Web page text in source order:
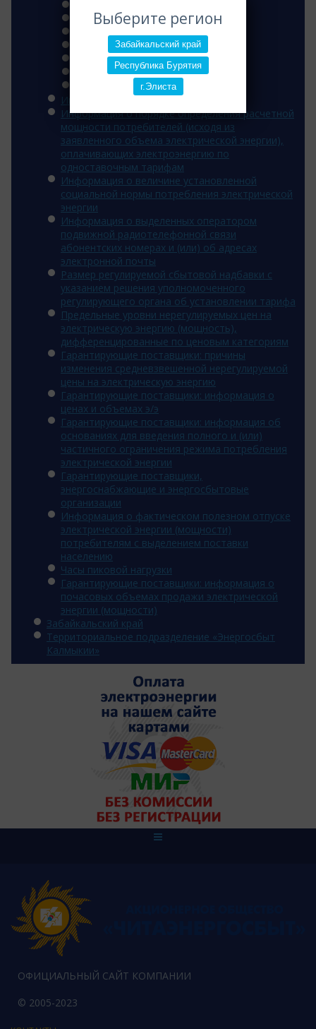
Выберите регион
Забайкальский край
Республика Бурятия
г.Элиста
2019 год
2018 год
2017 год
2016 год
2015 год
Инвестиционная программа
Информация о порядке определения расчетной
мощности потребителей (исходя из
заявленного объема электрической энергии),
оплачивающих электроэнергию по
одноставочным тарифам
Информация о величине установленной
социальной нормы потребления электрической
энергии
Информация о выделенных оператором
подвижной радиотелефонной связи
абонентских номерах и (или) об адресах
электронной почты
Размер регулируемой сбытовой надбавки с
указанием решения уполномоченного
регулирующего органа об установлении тарифа
Предельные уровни нерегулируемых цен на
электрическую энергию (мощность),
дифференцированные по ценовым категориям
Гарантирующие поставщики: причины
изменения средневзвешенной нерегулируемой
цены на электрическую энергию
Гарантирующие поставщики: информация о
ценах и объемах э/э
Гарантирующие поставщики: информация об
основаниях для введения полного и (или)
частичного ограничения режима потребления
электрической энергии
Гарантирующие поставщики,
энергоснабжающие и энергосбытовые
организации
Информация о фактическом полезном отпуске
электрической энергии (мощности)
потребителям с выделением поставки
населению
Часы пиковой нагрузки
Гарантирующие поставщики: информация о
почасовых объемах продажи электрической
энергии (мощности)
Забайкальский край
Территориальное подразделение «Энергосбыт
Калмыкии»
ОФИЦИАЛЬНЫЙ САЙТ КОМПАНИИ
© 2005-2023